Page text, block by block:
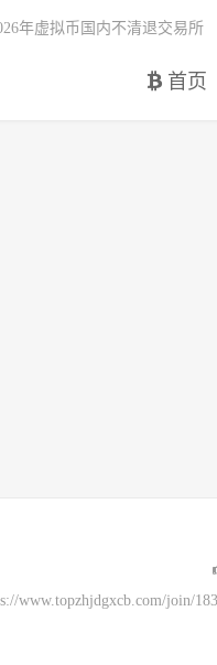
首页
年虚拟币国内不清退交易所
www.topzhjdgxcb.com/join/